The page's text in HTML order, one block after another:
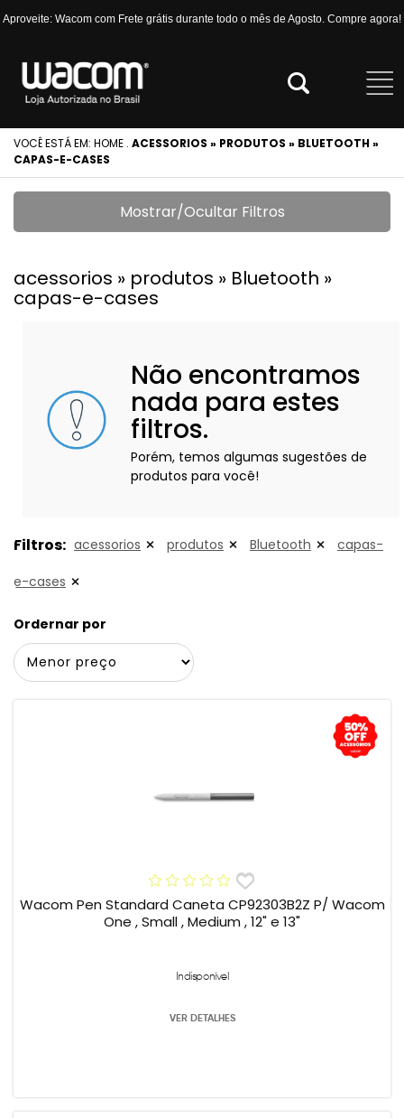
Aproveite: Wacom com Frete grátis durante todo o mês de Agosto. Compre agora!
VOCÊ ESTÁ EM: HOME . ACESSORIOS » PRODUTOS » BLUETOOTH »
CAPAS-E-CASES
Mostrar/Ocultar Filtros
acessorios » produtos » Bluetooth »
capas-e-cases
Não encontramos
nada para estes
filtros.
Porém, temos algumas sugestões de
produtos para você!
Filtros: acessorios produtos Bluetooth capas-
e-cases
Ordernar por
Wacom Pen Standard Caneta CP92303B2Z P/ Wacom
One , Small , Medium , 12" e 13"
Indisponível
VER DETALHES